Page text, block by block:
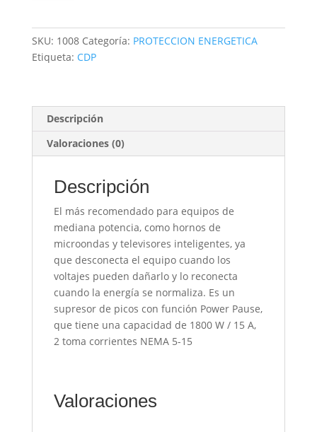
SKU: 1008 Categoría: PROTECCION ENERGETICA
Etiqueta: CDP
Descripción
Valoraciones (0)
Descripción
El más recomendado para equipos de
mediana potencia, como hornos de
microondas y televisores inteligentes, ya
que desconecta el equipo cuando los
voltajes pueden dañarlo y lo reconecta
cuando la energía se normaliza. Es un
supresor de picos con función Power Pause,
que tiene una capacidad de 1800 W / 15 A,
2 toma corrientes NEMA 5-15
Valoraciones